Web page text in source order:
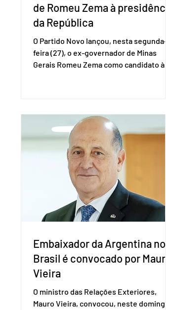
de Romeu Zema à presidência
da República
O Partido Novo lançou, nesta segunda-
feira (27), o ex-governador de Minas
Gerais Romeu Zema como candidato à
vice-presidente. A convenção contou
com a presença do presidente nacional
do partido, Eduardo Ribeiro, e do senador
Eduardo Girão, filiado ao Novo desde
fevereiro de 2023. Formado em
administração de empresas pela Fundaç
Embaixador da Argentina no
Brasil é convocado por Mauro
Vieira
O ministro das Relações Exteriores,
Mauro Vieira, convocou, neste domingo